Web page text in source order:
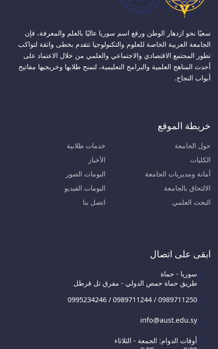
سعيًا نحو ازدهار الوطن ورفع اسم سوريا عاليًا بالعلم والمعرفة، فإن
الجامعة العربية الخاصة للعلوم والتكنولوجيا تتقدم بخطى واثقة لتواكب
تطور المجتمع الاقتصادي والاجتماعي والعلمي من خلال الاعتماد على
أحدث المناهج العلمية والبرامج التعليمية، لتمنح طلابها وخريجيها مفاتيح
أبواب النجاح.
خريطة الموقع
حول الجامعة
الكليات
أمانة ومديريات الجامعة
الالتحاق بالجامعة
البحث العلمي
خدمات طلابية
الأخبار
البومات الصور
البومات الفيديو
اتصل بنا
ابقى على اتصال
سوريا - حماة
طريق حماة حمص الدولي - مفرق تل قرطل
0995234246 / 0989711244 / 0989711250
info@aust.edu.sy
أوقات الدوام: الجمعة - الثلاثاء